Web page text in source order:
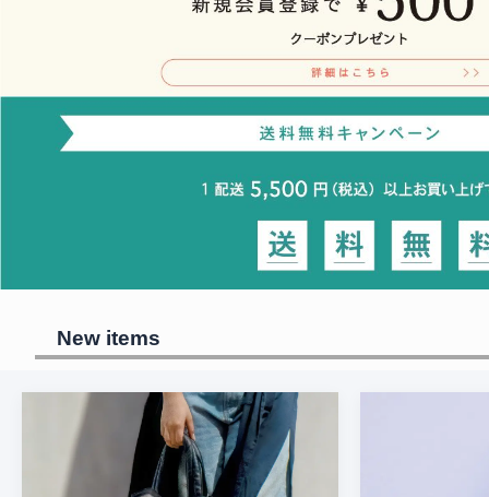
日時：2月4日（水）〜6日（金）
ホール：東５ホール
ブース：東５ーMC７６
New items